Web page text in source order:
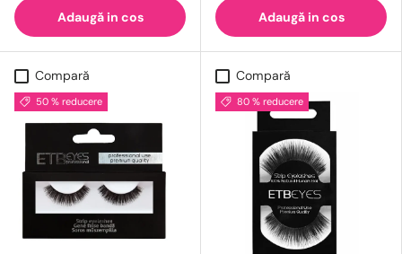
Adaugă in cos Adaugă in cos
Compară
50 % reducere
Compară
80 % reducere